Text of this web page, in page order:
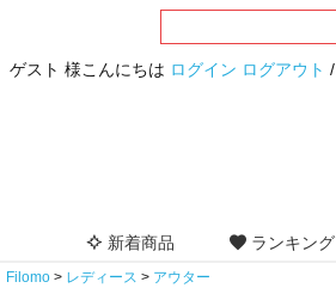
ゲスト 様こんにちは ログイン ログアウト /
新着商品 ランキング
Filomo レディース アウター